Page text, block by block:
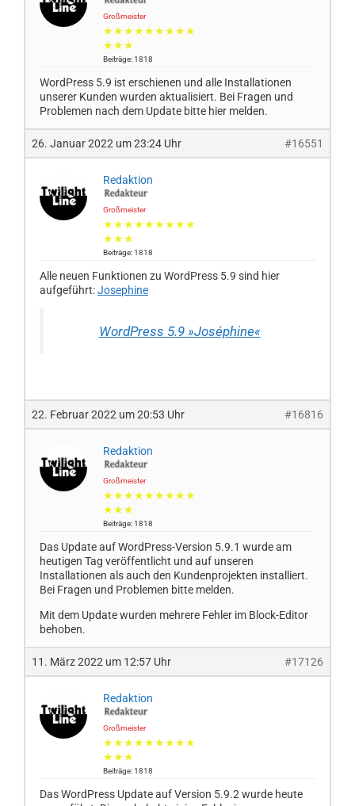
Großmeister
★★★★★★★★★
★★★
Beiträge: 1818
WordPress 5.9 ist erschienen und alle Installationen
unserer Kunden wurden aktualisiert. Bei Fragen und
Problemen nach dem Update bitte hier melden.
26. Januar 2022 um 23:24 Uhr #16551
Redaktion
Großmeister
★★★★★★★★★
★★★
Beiträge: 1818
Alle neuen Funktionen zu WordPress 5.9 sind hier
aufgeführt:Josephine
WordPress 5.9 »Joséphine«
22. Februar 2022 um 20:53 Uhr #16816
Redaktion
Großmeister
★★★★★★★★★
★★★
Beiträge: 1818
Das Update auf WordPress-Version 5.9.1 wurde am
heutigen Tag veröffentlicht und auf unseren
Installationen als auch den Kundenprojekten installiert.
Bei Fragen und Problemen bitte melden.
Mit dem Update wurden mehrere Fehler im Block-Editor
behoben.
11. März 2022 um 12:57 Uhr #17126
Redaktion
Großmeister
★★★★★★★★★
★★★
Beiträge: 1818
Das WordPress Update auf Version 5.9.2 wurde heute